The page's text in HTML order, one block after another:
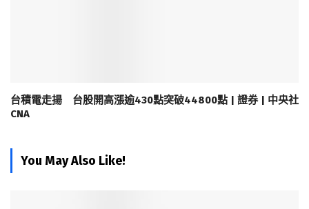
台積電走揚 台股開高漲逾430點突破44800點 | 證券 | 中央社
CNA
You May Also Like!